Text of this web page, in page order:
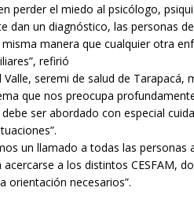
perder el miedo al psicólogo,
dan un diagnóstico, las personas
manera que cualquier otra
refirió
seremi de salud de Tarapacá,
que nos preocupa
ser abordado con especial
un llamado a todas las
a los distintos CESFAM,
orientación necesarios”.